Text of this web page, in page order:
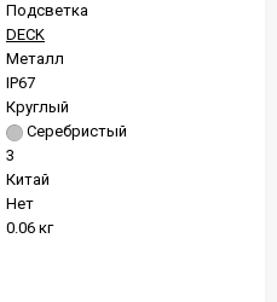
Подсветка
DECK
Металл
IP67
Круглый
Серебристый
3
Китай
Нет
0.06 кг